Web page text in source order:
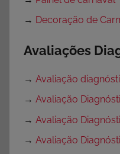
→ Decoração de
Avaliações
→ Avaliação
→ Avaliação
→ Avaliação
→ Avaliação